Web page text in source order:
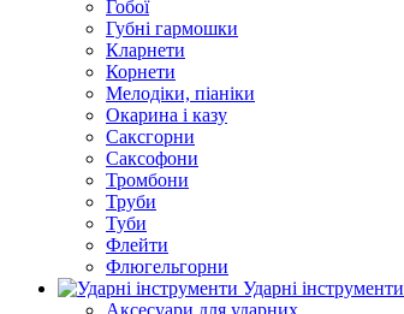
Гобої
Губні гармошки
Кларнети
Корнети
Мелодіки, піаніки
Окарина і казу
Саксгорни
Саксофони
Тромбони
Труби
Туби
Флейти
Флюгельгорни
Ударні інструменти
Аксесуари для ударних